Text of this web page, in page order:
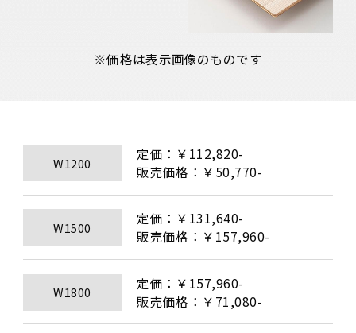
※価格は表示画像のものです
W1200
定価：￥112,820-
販売価格：￥50,770-
W1500
定価：￥131,640-
販売価格：￥157,960-
W1800
定価：￥157,960-
販売価格：￥71,080-